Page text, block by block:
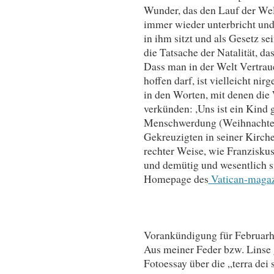
Wunder, das den Lauf der
immer wieder unterbricht
in ihm sitzt und als Gesetz
die Tatsache der Natalität,
Dass man in der Welt
hoffen darf, ist vielleicht
in den Worten, mit denen
verkünden: ,Uns ist ein Kind
Menschwerdung
Gekreuzigten in seiner
rechter Weise, wie
und demütig und wesentlich
Homepage des Vatican-
Vorankündigung für
Aus meiner Feder bzw.
Fotoessay über die „terra